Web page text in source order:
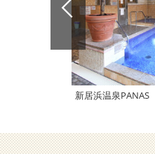
新居浜温泉PANAS